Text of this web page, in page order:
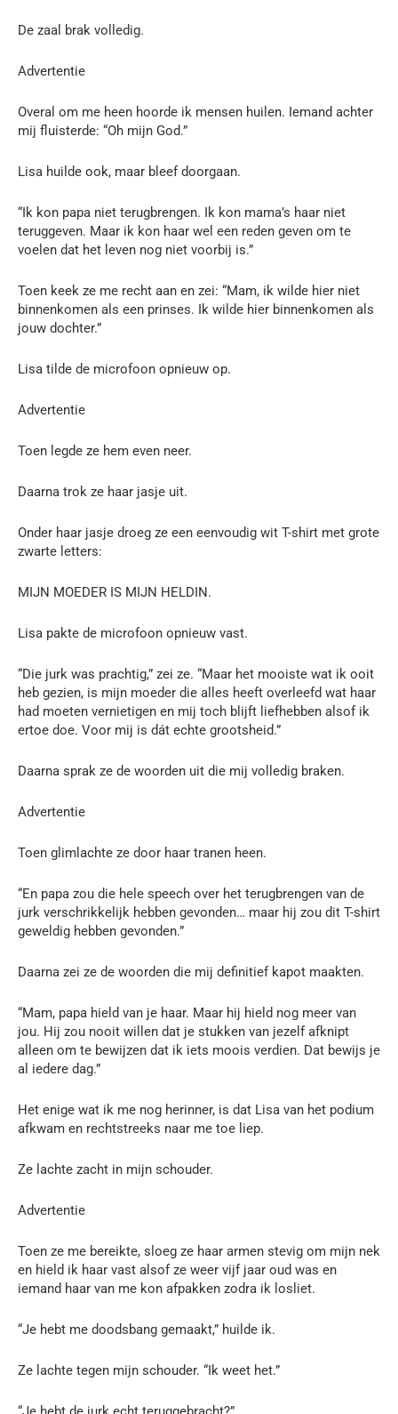
De zaal brak volledig.
Advertentie
Overal om me heen hoorde ik mensen huilen. Iemand achter
mij fluisterde: “Oh mijn God.”
Lisa huilde ook, maar bleef doorgaan.
“Ik kon papa niet terugbrengen. Ik kon mama’s haar niet
teruggeven. Maar ik kon haar wel een reden geven om te
voelen dat het leven nog niet voorbij is.”
Toen keek ze me recht aan en zei: “Mam, ik wilde hier niet
binnenkomen als een prinses. Ik wilde hier binnenkomen als
jouw dochter.”
Lisa tilde de microfoon opnieuw op.
Advertentie
Toen legde ze hem even neer.
Daarna trok ze haar jasje uit.
Onder haar jasje droeg ze een eenvoudig wit T-shirt met grote
zwarte letters:
MIJN MOEDER IS MIJN HELDIN.
Lisa pakte de microfoon opnieuw vast.
“Die jurk was prachtig,” zei ze. “Maar het mooiste wat ik ooit
heb gezien, is mijn moeder die alles heeft overleefd wat haar
had moeten vernietigen en mij toch blijft liefhebben alsof ik
ertoe doe. Voor mij is dát echte grootsheid.”
Daarna sprak ze de woorden uit die mij volledig braken.
Advertentie
Toen glimlachte ze door haar tranen heen.
“En papa zou die hele speech over het terugbrengen van de
jurk verschrikkelijk hebben gevonden… maar hij zou dit T-shirt
geweldig hebben gevonden.”
Daarna zei ze de woorden die mij definitief kapot maakten.
“Mam, papa hield van je haar. Maar hij hield nog meer van
jou. Hij zou nooit willen dat je stukken van jezelf afknipt
alleen om te bewijzen dat ik iets moois verdien. Dat bewijs je
al iedere dag.”
Het enige wat ik me nog herinner, is dat Lisa van het podium
afkwam en rechtstreeks naar me toe liep.
Ze lachte zacht in mijn schouder.
Advertentie
Toen ze me bereikte, sloeg ze haar armen stevig om mijn nek
en hield ik haar vast alsof ze weer vijf jaar oud was en
iemand haar van me kon afpakken zodra ik losliet.
“Je hebt me doodsbang gemaakt,” huilde ik.
Ze lachte tegen mijn schouder. “Ik weet het.”